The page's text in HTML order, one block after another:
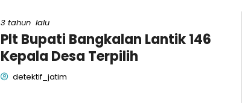
3 tahun lalu
Plt Bupati Bangkalan Lantik 146
Kepala Desa Terpilih
detektif_jatim